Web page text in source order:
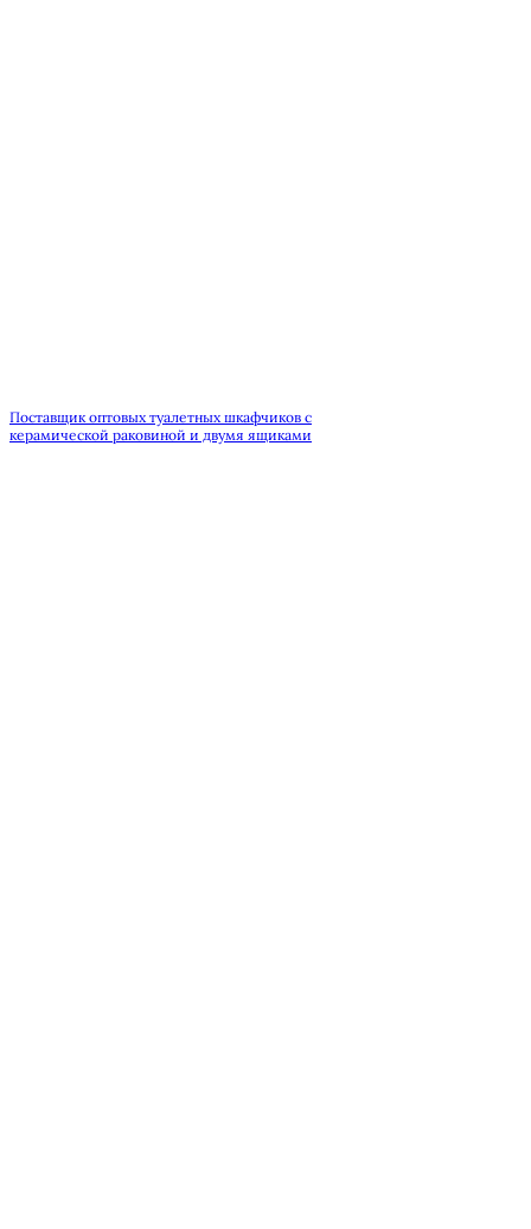
Поставщик оптовых туалетных шкафчиков с
керамической раковиной и двумя ящиками